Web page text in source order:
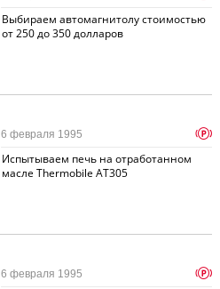
Выбираем автомагнитолу стоимостью
от 250 до 350 долларов
Испытываем печь на отработанном
масле Thermobile AT305
6 февраля 1995 p
6 февраля 1995 p